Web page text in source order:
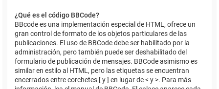
¿Qué es el código BBCode?
BBcode es una implementación especial de HTML, ofrece un
gran control de formato de los objetos particulares de las
publicaciones. El uso de BBCode debe ser habilitado por la
administración, pero también puede ser deshabilitado del
formulario de publicación de mensajes. BBCode asimismo es
similar en estilo al HTML, pero las etiquetas se encuentran
encerrados entre corchetes [ y ] en lugar de < y >. Para más